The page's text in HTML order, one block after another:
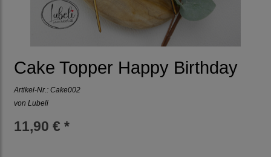
Cake Topper Happy Birthday
Artikel-Nr.: Cake002
von Lubeli
11,90 € *